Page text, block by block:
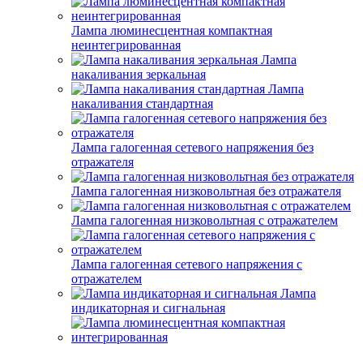
Лампа люминесцентная компактная
неинтегрированная
Лампа
накаливания зеркальная
Лампа
накаливания стандартная
Лампа галогенная сетевого напряжения без
отражателя
Лампа галогенная низковольтная без отражателя
Лампа галогенная низковольтная с отражателем
Лампа галогенная сетевого напряжения с
отражателем
Лампа
индикаторная и сигнальная